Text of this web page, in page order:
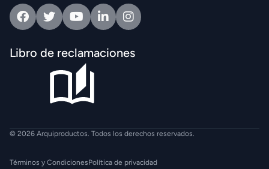
FacebookTwitterYoutubeLinkedinIntagram
Libro de reclamaciones
© 2026 Arquiproductos. Todos los derechos reservados.
Términos y CondicionesPolítica de privacidad